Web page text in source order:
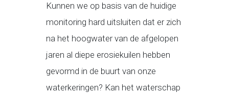
Kunnen we op basis van de huidige
monitoring hard uitsluiten dat er zich
na het hoogwater van de afgelopen
jaren al diepe erosiekuilen hebben
gevormd in de buurt van onze
waterkeringen? Kan het waterschap